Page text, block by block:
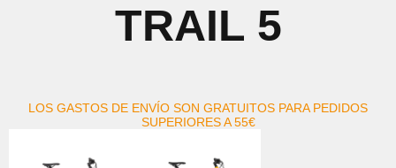
TRAIL 5
LOS GASTOS DE ENVÍO SON GRATUITOS PARA PEDIDOS
SUPERIORES A 55€